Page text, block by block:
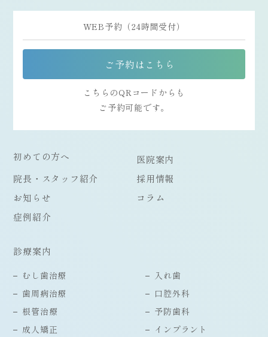
WEB予約（24時間受付）
ご予約はこちら
こちらのQRコードからも
ご予約可能です。
初めての方へ
医院案内
院長・スタッフ紹介
採用情報
お知らせ
コラム
症例紹介
診療案内
むし歯治療
歯周病治療
根管治療
成人矯正
入れ歯
口腔外科
予防歯科
インプラント